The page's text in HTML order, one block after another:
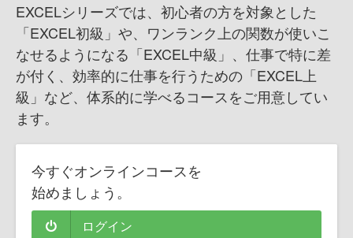
EXCELシリーズでは、初心者の方を対象とした
「EXCEL初級」や、ワンランク上の関数が使いこ
なせるようになる「EXCEL中級」、仕事で特に差
が付く、効率的に仕事を行うための「EXCEL上
級」など、体系的に学べるコースをご用意してい
ます。
今すぐオンラインコースを
始めましょう。
ログイン